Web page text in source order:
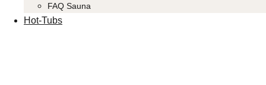
FAQ Sauna
Hot-Tubs